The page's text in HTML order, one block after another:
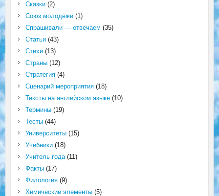
Сказки(2)
Союз молодёжи(1)
Спрашивали — отвечаем (35)
Статьи(43)
Стихи(13)
Страны(12)
Стратегия(4)
Сценарий мероприятия(18)
Тексты на английском языке(10)
Термины(19)
Тесты(44)
Университеты(15)
Учебники(18)
Учитель года(11)
Факты(17)
Филология(9)
Химические элементы(5)